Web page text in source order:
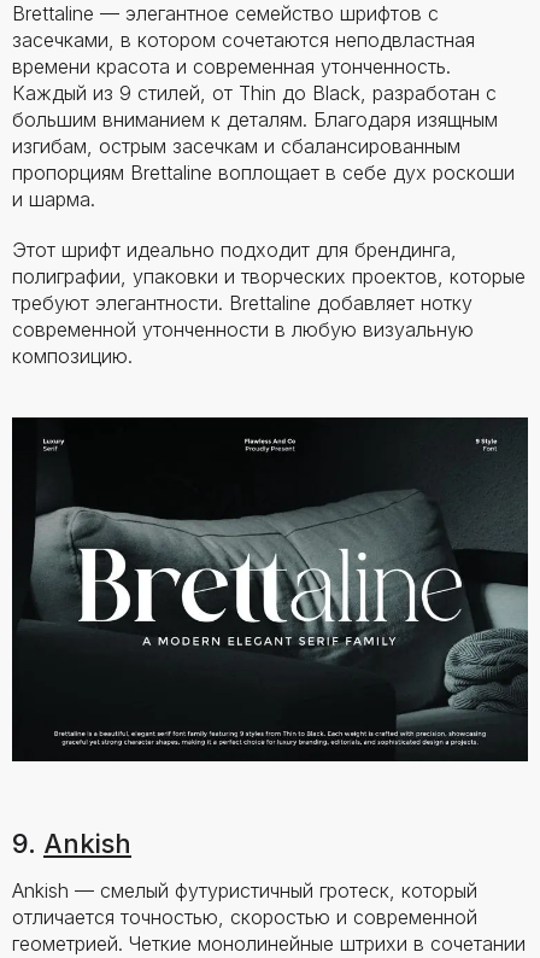
Brettaline — элегантное семейство шрифтов с
засечками, в котором сочетаются неподвластная
времени красота и современная утонченность.
Каждый из 9 стилей, от Thin до Black, разработан с
большим вниманием к деталям. Благодаря изящным
изгибам, острым засечкам и сбалансированным
пропорциям Brettaline воплощает в себе дух роскоши
и шарма.
Этот шрифт идеально подходит для брендинга,
полиграфии, упаковки и творческих проектов, которые
требуют элегантности. Brettaline добавляет нотку
современной утонченности в любую визуальную
композицию.
9. Ankish
Ankish — смелый футуристичный гротеск, который
отличается точностью, скоростью и современной
геометрией. Четкие монолинейные штрихи в сочетании